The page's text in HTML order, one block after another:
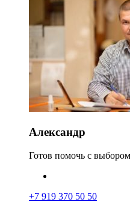
Александр
Готов помочь с
+7 919 370 50 50